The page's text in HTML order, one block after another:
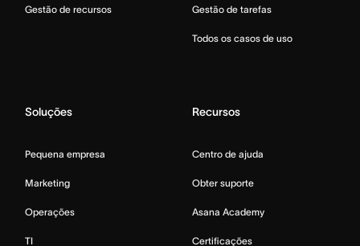
Gestão de recursos Gestão de tarefas
Todos os casos de uso
Soluções
Pequena empresa
Marketing
Operações
TI
Recursos
Centro de ajuda
Obter suporte
Asana Academy
Certificações